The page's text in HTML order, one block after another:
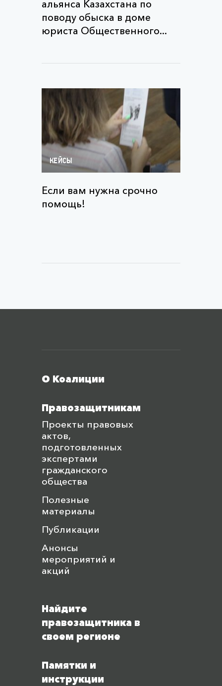
альянса Казахстана по
поводу обыска в доме
юриста Общественного...
КЕЙСЫ
Если вам нужна срочно
помощь!
О Коалиции
Правозащитникам
Проекты правовых
актов,
подготовленных
экспертами
гражданского
общества
Полезные
материалы
Публикации
Анонсы
мероприятий и
акций
Найдите
правозащитника в
своем регионе
Памятки и
инструкции